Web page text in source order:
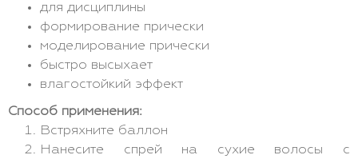
для дисциплины
формирование прически
моделирование прически
быстро высыхает
влагостойкий эффект
Способ применения:
Встряхните баллон
Нанесите спрей на сухие волосы с